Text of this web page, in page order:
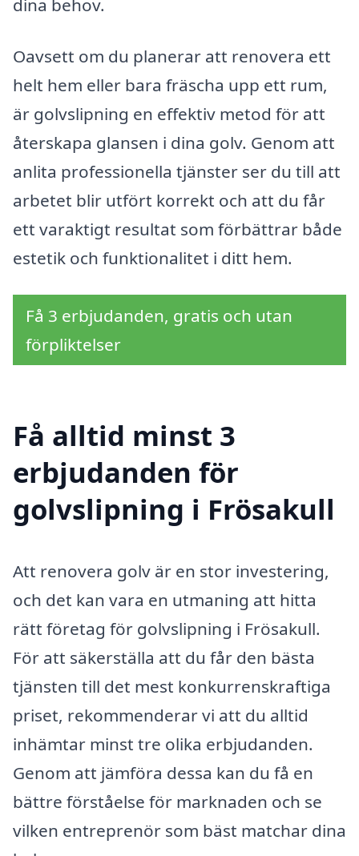
dina behov.
Oavsett om du planerar att renovera ett
helt hem eller bara fräscha upp ett rum,
är golvslipning en effektiv metod för att
återskapa glansen i dina golv. Genom att
anlita professionella tjänster ser du till att
arbetet blir utfört korrekt och att du får
ett varaktigt resultat som förbättrar både
estetik och funktionalitet i ditt hem.
Få 3 erbjudanden, gratis och utan
förpliktelser
Få alltid minst 3
erbjudanden för
golvslipning i Frösakull
Att renovera golv är en stor investering,
och det kan vara en utmaning att hitta
rätt företag för golvslipning i Frösakull.
För att säkerställa att du får den bästa
tjänsten till det mest konkurrenskraftiga
priset, rekommenderar vi att du alltid
inhämtar minst tre olika erbjudanden.
Genom att jämföra dessa kan du få en
bättre förståelse för marknaden och se
vilken entreprenör som bäst matchar dina